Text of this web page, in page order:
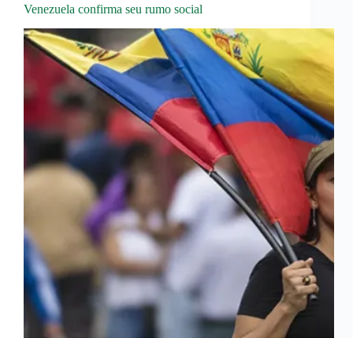
Venezuela confirma seu rumo social